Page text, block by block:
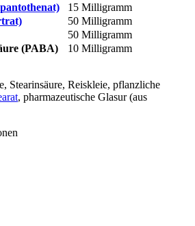
15 Milligramm
50 Milligramm
50 Milligramm
(PABA)
10 Milligramm
Stearinsäure, Reiskleie, pflanzliche
, pharmazeutische Glasur (aus